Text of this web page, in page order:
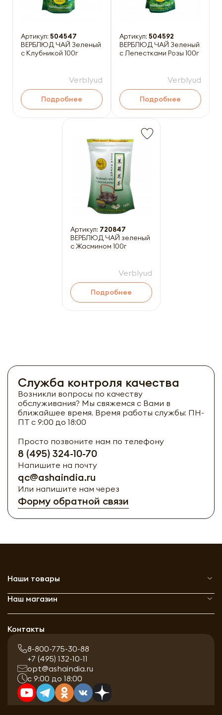
Артикул: 504547
ВЕРБЛЮД ЧАЙ Зеленый
с Клубникой 100г
Verblyud
Подробнее
Артикул: 504592
ВЕРБЛЮД ЧАЙ Зеленый
с Лепестками Розы 100г
Verblyud
Подробнее
Артикул: 720847
ВЕРБЛЮД ЧАЙ зеленый
с Жасмином 100г
Verblyud
Подробнее
Служба контроля качества
Возникли вопросы по качеству
обслуживания? Мы свяжемся с Вами в
ближайшее время. Время работы службы: ПН-
ПТ с 9:00 до 18:00
Просто позвоните нам по телефону
8 (495) 324-10-70
Напишите на почту
qc@ashaindia.ru
Или напишите нам через
Форму обратной связи
Наши товары
Наш магазин
Контакты
8-800-775-30-88
+7 (495) 132-10-11
opt@ashaindia.ru
с 9:00 до 18:00